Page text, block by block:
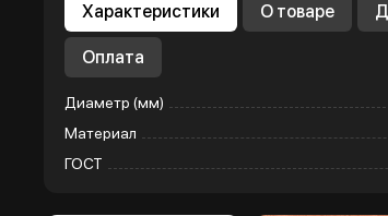
Характеристики О товаре
Оплата
Диаметр (мм)
Материал
ГОСТ